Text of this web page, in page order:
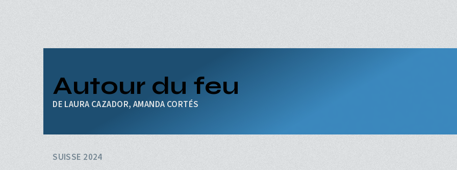
principale
ACCUEIL
ÉVÉNEMENTS
CINÉ-CLUBS
INFOS PRATIQUES
Autour du feu
LAURA CAZADOR, AMANDA CORTÉS
SUISSE 2024